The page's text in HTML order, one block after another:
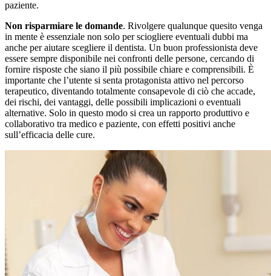
paziente.
Non risparmiare le domande. Rivolgere qualunque quesito venga
in mente è essenziale non solo per sciogliere eventuali dubbi ma
anche per aiutare scegliere il dentista. Un buon professionista deve
essere sempre disponibile nei confronti delle persone, cercando di
fornire risposte che siano il più possibile chiare e comprensibili. È
importante che l’utente si senta protagonista attivo nel percorso
terapeutico, diventando totalmente consapevole di ciò che accade,
dei rischi, dei vantaggi, delle possibili implicazioni o eventuali
alternative. Solo in questo modo si crea un rapporto produttivo e
collaborativo tra medico e paziente, con effetti positivi anche
sull’efficacia delle cure.